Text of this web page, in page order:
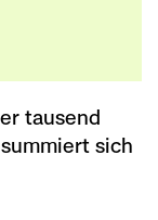
tausend
sich